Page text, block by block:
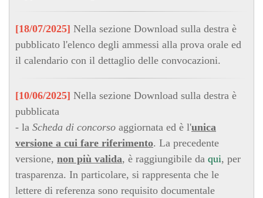
[18/07/2025] Nella sezione Download sulla destra è
pubblicato l'elenco degli ammessi alla prova orale ed
il calendario con il dettaglio delle convocazioni.
[10/06/2025] Nella sezione Download sulla destra è
pubblicata
- la Scheda di concorso aggiornata ed è l'unica
versione a cui fare riferimento. La precedente
versione, non più valida, è raggiungibile da qui, per
trasparenza. In particolare, si rappresenta che le
lettere di referenza sono requisito documentale